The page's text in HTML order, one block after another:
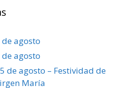
agosto
agosto
de agosto – Festividad de
María